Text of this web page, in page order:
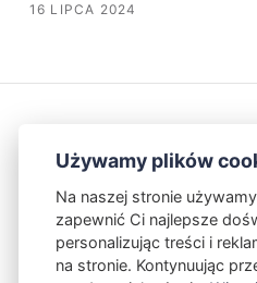
16 LIPCA 2024
Kontakt
Używamy plików
Na naszej stronie
zapewnić Ci najlepsze
personalizując treści i
na stronie. Kontynuując